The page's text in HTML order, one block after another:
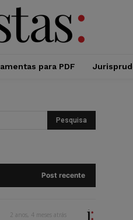
para PDF
Post recente
2 anos, 4 meses atrás